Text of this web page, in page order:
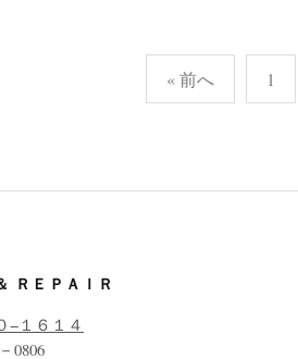
送
り
« 前へ 1
ＲＥＰＡＩＲ
−１６１４